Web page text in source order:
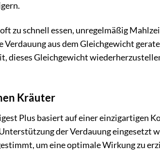
zu schnell essen, unregelmäßig
Verdauung aus dem Gleichgewicht
dieses Gleichgewicht
Kräuter
Plus basiert auf einer einzigartigen
der Verdauung eingesetzt
um eine optimale Wirkung zu